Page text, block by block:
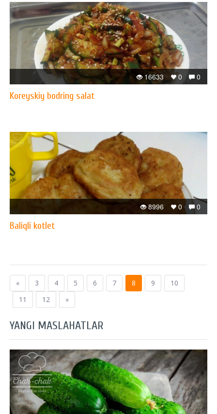
0
0
16633
Koreyskiy bodring salat
0
0
8996
Baliqli kotlet
« 3 4 5 6 7 8 9
10
11
12 »
YANGI MASLAHATLAR